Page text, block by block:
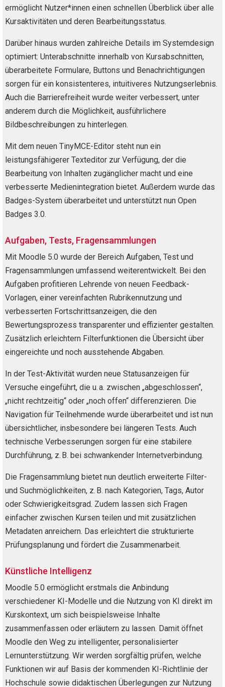
ermöglicht Nutzer*innen einen schnellen Überblick über alle
Kursaktivitäten und deren Bearbeitungsstatus.
Darüber hinaus wurden zahlreiche Details im Systemdesign
optimiert: Unterabschnitte innerhalb von Kursabschnitten,
überarbeitete Formulare, Buttons und Benachrichtigungen
sorgen für ein konsistenteres, intuitiveres Nutzungserlebnis.
Auch die Barrierefreiheit wurde weiter verbessert, unter
anderem durch die Möglichkeit, ausführlichere
Bildbeschreibungen zu hinterlegen.
Mit dem neuen TinyMCE-Editor steht nun ein
leistungsfähigerer Texteditor zur Verfügung, der die
Bearbeitung von Inhalten zugänglicher macht und eine
verbesserte Medienintegration bietet. Außerdem wurde das
Badges-System überarbeitet und unterstützt nun Open
Badges 3.0.
Aufgaben, Tests, Fragensammlungen
Mit Moodle 5.0 wurde der Bereich Aufgaben, Test und
Fragensammlungen umfassend weiterentwickelt. Bei den
Aufgaben profitieren Lehrende von neuen Feedback-
Vorlagen, einer vereinfachten Rubrikennutzung und
verbesserten Fortschrittsanzeigen, die den
Bewertungsprozess transparenter und effizienter gestalten.
Zusätzlich erleichtern Filterfunktionen die Übersicht über
eingereichte und noch ausstehende Abgaben.
In der Test-Aktivität wurden neue Statusanzeigen für
Versuche eingeführt, die u. a. zwischen „abgeschlossen“,
„nicht rechtzeitig“ oder „noch offen“ differenzieren. Die
Navigation für Teilnehmende wurde überarbeitet und ist nun
übersichtlicher, insbesondere bei längeren Tests. Auch
technische Verbesserungen sorgen für eine stabilere
Durchführung, z. B. bei schwankender Internetverbindung.
Die Fragensammlung bietet nun deutlich erweiterte Filter-
und Suchmöglichkeiten, z. B. nach Kategorien, Tags, Autor
oder Schwierigkeitsgrad. Zudem lassen sich Fragen
einfacher zwischen Kursen teilen und mit zusätzlichen
Metadaten anreichern. Das erleichtert die strukturierte
Prüfungsplanung und fördert die Zusammenarbeit.
Künstliche Intelligenz
Moodle 5.0 ermöglicht erstmals die Anbindung
verschiedener KI-Modelle und die Nutzung von KI direkt im
Kurskontext, um sich beispielsweise Inhalte
zusammenfassen oder erläutern zu lassen. Damit öffnet
Moodle den Weg zu intelligenter, personalisierter
Lernunterstützung. Wir werden sorgfältig prüfen, welche
Funktionen wir auf Basis der kommenden KI-Richtlinie der
Hochschule sowie didaktischen Überlegungen zur Nutzung